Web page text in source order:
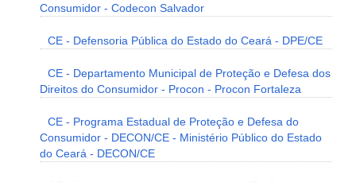
Consumidor - Codecon Salvador
CE - Defensoria Pública do Estado do Ceará - DPE/CE
CE - Departamento Municipal de Proteção e Defesa dos
Direitos do Consumidor - Procon - Procon Fortaleza
CE - Programa Estadual de Proteção e Defesa do
Consumidor - DECON/CE - Ministério Público do Estado
do Ceará - DECON/CE